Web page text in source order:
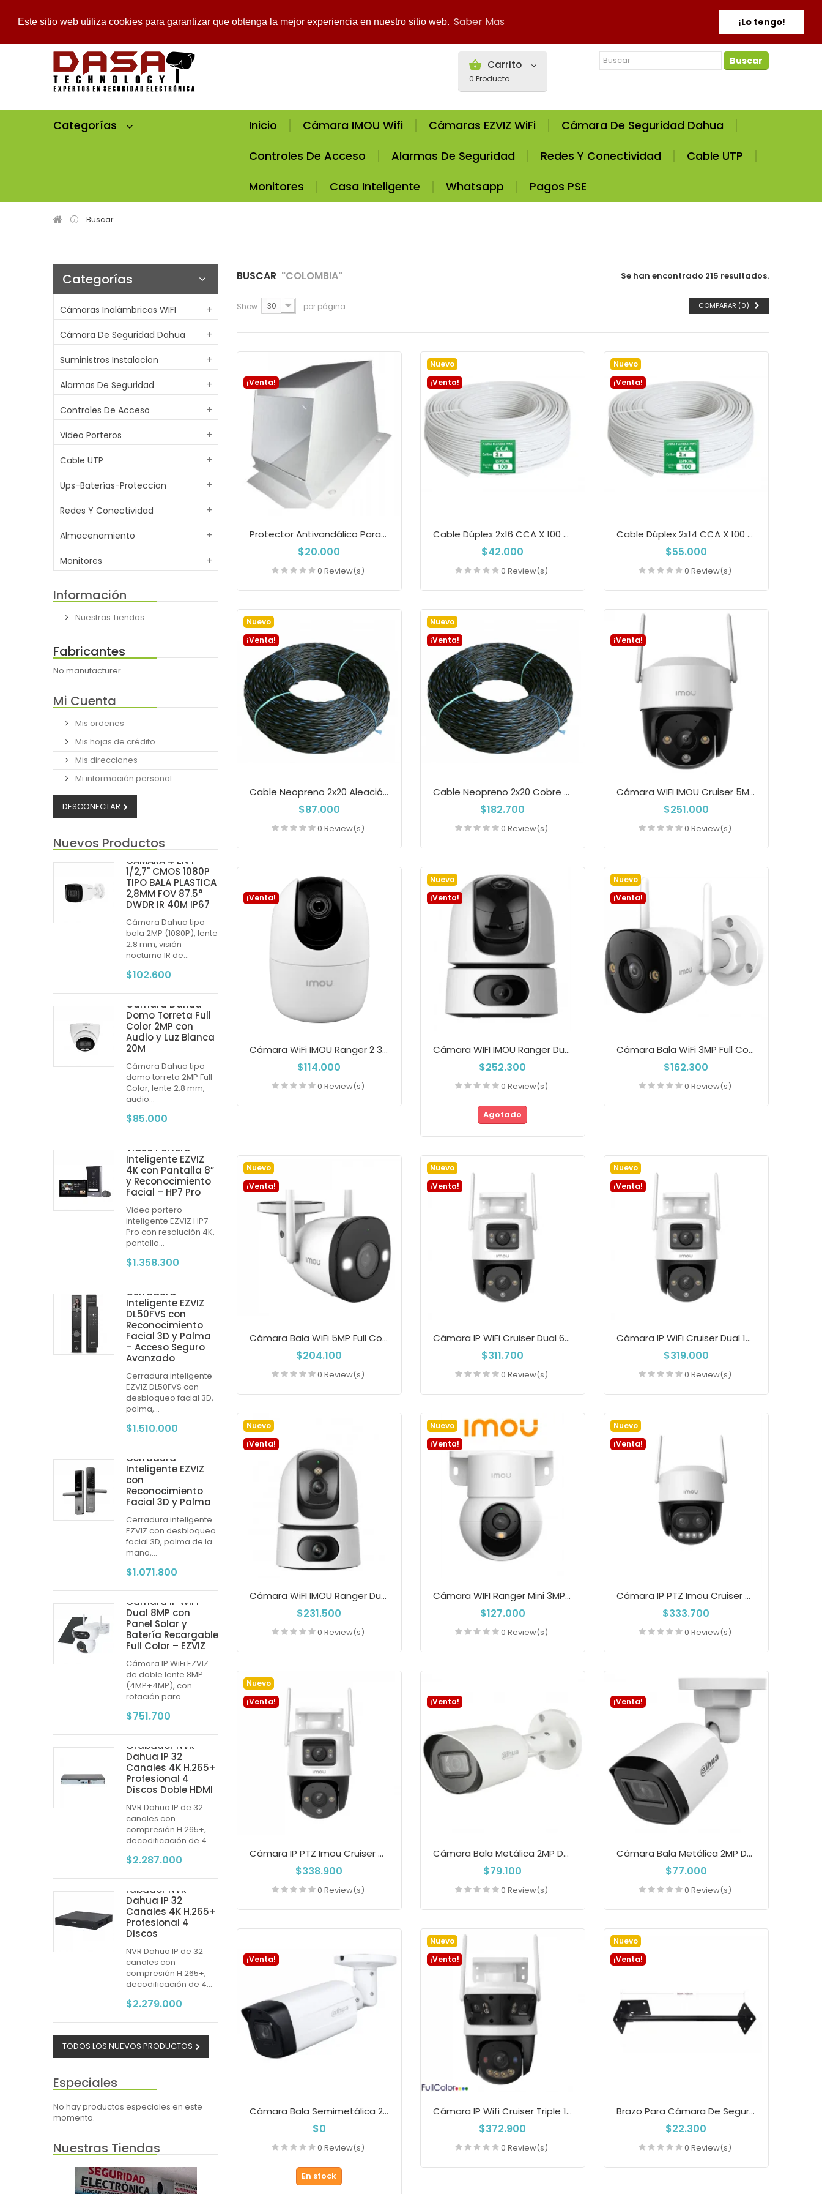
Este sitio web utiliza cookies para garantizar que obtenga la mejor experiencia en nuestro sitio web. Saber Mas ¡Lo tengo!
Mi Cuenta Mi Lista De Deseos Pedido Iniciar Sesión
Buscar
Carrito
0 Producto
Categorías Inicio Cámara IMOU Wifi Cámaras EZVIZ WiFi
Cámara De Seguridad Dahua
Controles De Acceso
Alarmas De Seguridad Redes Y Conectividad
Cable UTP
Monitores
Casa Inteligente Whatsapp Pagos PSE
> Buscar
Categorías
Cámaras Inalámbricas WIFI
Cámara De Seguridad Dahua
Suministros Instalacion
Alarmas De Seguridad
Controles De Acceso
Video Porteros
Cable UTP
Ups-Baterías-Proteccion
Redes Y Conectividad
Almacenamiento
Monitores
Información
Nuestras Tiendas
Fabricantes
No manufacturer
Mi Cuenta
Mis ordenes
Mis hojas de crédito
Mis direcciones
Mi información personal
DESCONECTAR
Nuevos Productos
CAMARA 4 EN 1
1/2,7" CMOS 1080P
TIPO BALA PLASTICA
2,8MM FOV 87.5°
DWDR IR 40M IP67
Cámara Dahua tipo
bala 2MP (1080P), lente
2.8 mm, visión
nocturna IR de...
$102.600
Cámara Dahua
Domo Torreta Full
Color 2MP con
Audio y Luz Blanca
20M
Cámara Dahua tipo
domo torreta 2MP Full
Color, lente 2.8 mm,
audio...
$85.000
Video Portero
Inteligente EZVIZ
4K con Pantalla 8”
y Reconocimiento
Facial – HP7 Pro
Video portero
inteligente EZVIZ HP7
Pro con resolución 4K,
pantalla...
$1.358.300
Cerradura
Inteligente EZVIZ
DL50FVS con
Reconocimiento
Facial 3D y Palma
– Acceso Seguro
Avanzado
Cerradura inteligente
EZVIZ DL50FVS con
desbloqueo facial 3D,
palma,...
$1.510.000
Cerradura
Inteligente EZVIZ
con
Reconocimiento
Facial 3D y Palma
Cerradura inteligente
EZVIZ con desbloqueo
facial 3D, palma de la
mano,...
$1.071.800
Cámara IP WiFi
Dual 8MP con
Panel Solar y
Batería Recargable
Full Color – EZVIZ
Cámara IP WiFi EZVIZ
de doble lente 8MP
(4MP+4MP), con
rotación para...
$751.700
Grabador NVR
Dahua IP 32
Canales 4K H.265+
Profesional 4
Discos Doble HDMI
NVR Dahua IP de 32
canales con
compresión H.265+,
decodificación de 4...
$2.287.000
rabador NVR
Dahua IP 32
Canales 4K H.265+
Profesional 4
Discos
NVR Dahua IP de 32
canales con
compresión H.265+,
decodificación de 4...
$2.279.000
TODOS LOS NUEVOS PRODUCTOS
Especiales
No hay productos especiales en este
momento.
Nuestras Tiendas
BUSCAR "COLOMBIA" Se han encontrado 215 resultados.
Show 30 por página COMPARAR (0)
¡Venta!
Protector Antivandálico Para Cámara Domo...
$20.000
0 Review(s)
Nuevo
¡Venta!
Cable Dúplex 2x16 CCA X 100 Metros – Línea...
$42.000
0 Review(s)
Nuevo
¡Venta!
Cable Dúplex 2x14 CCA X 100 Metros –...
$55.000
0 Review(s)
Nuevo
¡Venta!
Cable Neopreno 2x20 Aleación X 200 Metros...
$87.000
0 Review(s)
Nuevo
¡Venta!
Cable Neopreno 2x20 Cobre X 200 Metros –...
$182.700
0 Review(s)
¡Venta!
Cámara WIFI IMOU Cruiser 5MP Full Color PT...
$251.000
0 Review(s)
¡Venta!
Cámara WiFi IMOU Ranger 2 3MP 2K Con...
$114.000
0 Review(s)
Nuevo
¡Venta!
Cámara WIFI IMOU Ranger Dual 10MP Full...
$252.300
0 Review(s)
Agotado
Nuevo
¡Venta!
Cámara Bala WiFi 3MP Full Color Con...
$162.300
0 Review(s)
Nuevo
¡Venta!
Cámara Bala WiFi 5MP Full Color Con...
$204.100
0 Review(s)
Nuevo
¡Venta!
Cámara IP WiFi Cruiser Dual 6MP Con Smart...
$311.700
0 Review(s)
Nuevo
¡Venta!
Cámara IP WiFi Cruiser Dual 10MP Con...
$319.000
0 Review(s)
Nuevo
¡Venta!
Cámara WiFI IMOU Ranger Dual 6MP Con...
$231.500
0 Review(s)
Nuevo
¡Venta!
Cámara WIFI Ranger Mini 3MP 2K Con Audio...
$127.000
0 Review(s)
Nuevo
¡Venta!
Cámara IP PTZ Imou Cruiser Z 5MP Con Zoom...
$333.700
0 Review(s)
Nuevo
¡Venta!
Cámara IP PTZ Imou Cruiser Dual 10MP Con...
$338.900
0 Review(s)
¡Venta!
Cámara Bala Metálica 2MP Dahua IR 30M IP67...
$79.100
0 Review(s)
¡Venta!
Cámara Bala Metálica 2MP Dahua Con Audio...
$77.000
0 Review(s)
¡Venta!
Cámara Bala Semimetálica 2MP Dahua IR 80M...
$0
0 Review(s)
En stock
Nuevo
¡Venta!
Cámara IP Wifi Cruiser Triple 11MP Con...
$372.900
0 Review(s)
Nuevo
¡Venta!
Brazo Para Cámara De Seguridad BR25 –...
$22.300
0 Review(s)